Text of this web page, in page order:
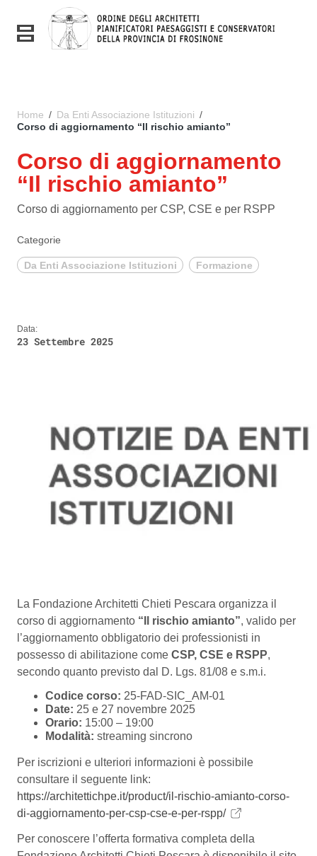
Vai ai contenuti
Vai al menu di navigazione
Vai al footer
Toggle navigation
Home / Da Enti Associazione Istituzioni /
Corso di aggiornamento “Il rischio amianto”
Corso di aggiornamento
“Il rischio amianto”
Corso di aggiornamento per CSP, CSE e per RSPP
Categorie
Da Enti Associazione Istituzioni Formazione
Data:
23 Settembre 2025
La Fondazione Architetti Chieti Pescara organizza il
corso di aggiornamento “Il rischio amianto”, valido per
l’aggiornamento obbligatorio dei professionisti in
possesso di abilitazione come CSP, CSE e RSPP,
secondo quanto previsto dal D. Lgs. 81/08 e s.m.i.
Codice corso: 25-FAD-SIC_AM-01
Date: 25 e 27 novembre 2025
Orario: 15:00 – 19:00
Modalità: streaming sincrono
Per iscrizioni e ulteriori informazioni è possibile
consultare il seguente link:
https://architettichpe.it/product/il-rischio-amianto-corso-
di-aggiornamento-per-csp-cse-e-per-rspp/
Per conoscere l’offerta formativa completa della